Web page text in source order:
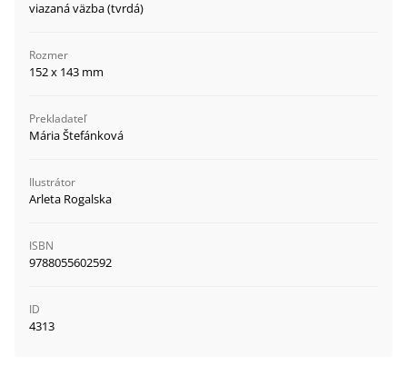
viazaná väzba (tvrdá)
Rozmer
152 x 143 mm
Prekladateľ
Mária Štefánková
Ilustrátor
Arleta Rogalska
ISBN
9788055602592
ID
4313